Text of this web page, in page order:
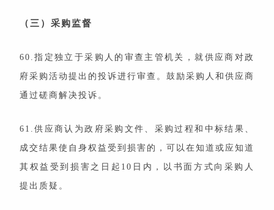
（三）采购监督
60.指定独立于采购人的审查主管机关，就供应商对政
府采购活动提出的投诉进行审查。鼓励采购人和供应商
通过磋商解决投诉。
61.供应商认为政府采购文件、采购过程和中标结果、
成交结果使自身权益受到损害的，可以在知道或应知道
其权益受到损害之日起10日内，以书面方式向采购人
提出质疑。